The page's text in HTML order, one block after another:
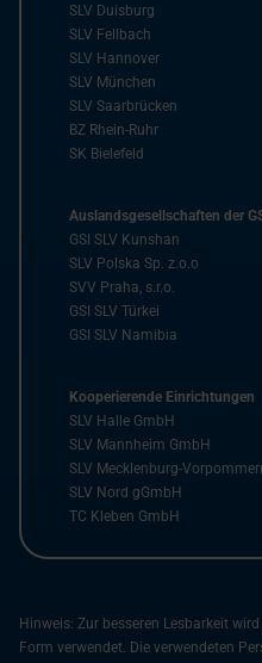
SLV Duisburg
SLV Fellbach
SLV Hannover
SLV München
SLV Saarbrücken
BZ Rhein-Ruhr
SK Bielefeld
Auslandsgesellschaften der
GSI SLV Kunshan
SLV Polska Sp. z.o.o
SVV Praha, s.r.o.
GSI SLV Türkei
GSI SLV Namibia
Kooperierende Einrichtungen
SLV Halle GmbH
SLV Mannheim GmbH
SLV Mecklenburg-
SLV Nord gGmbH
TC Kleben GmbH
Hinweis: Zur besseren Lesbarkeit
Form verwendet. Die verwendeten